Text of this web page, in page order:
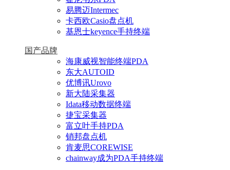
易腾迈Intermec
卡西欧Casio盘点机
基恩士keyence手持终端
国产品牌
海康威视智能终端PDA
东大AUTOID
优博讯Urovo
新大陆采集器
Idata移动数据终端
捷宝采集器
富立叶手持PDA
销邦盘点机
肯麦思COREWISE
chainway成为PDA手持终端